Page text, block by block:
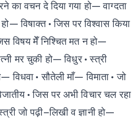
का वचन दे दिया गया हो— वाग्दता
विषाक्त • जिस पर विश्वास किया
विषय मेँ निश्चित मत न हो—
मर चुकी हो— विधुर • स्त्री
विधवा • सौतेली माँ— विमाता • जो
• जिस पर अभी विचार चल रहा
जो पढ़ी–लिखी व ज्ञानी हो—